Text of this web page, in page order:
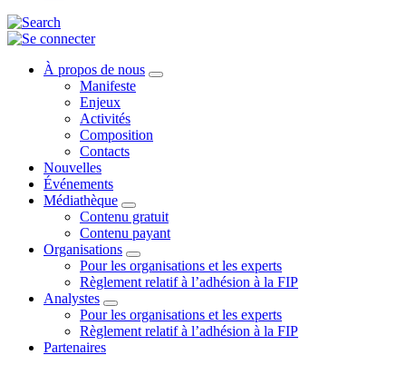
À propos de nous
Manifeste
Enjeux
Activités
Composition
Contacts
Nouvelles
Événements
Médiathèque
Contenu gratuit
Contenu payant
Organisations
Pour les organisations et les experts
Règlement relatif à l’adhésion à la FIP
Analystes
Pour les organisations et les experts
Règlement relatif à l’adhésion à la FIP
Partenaires